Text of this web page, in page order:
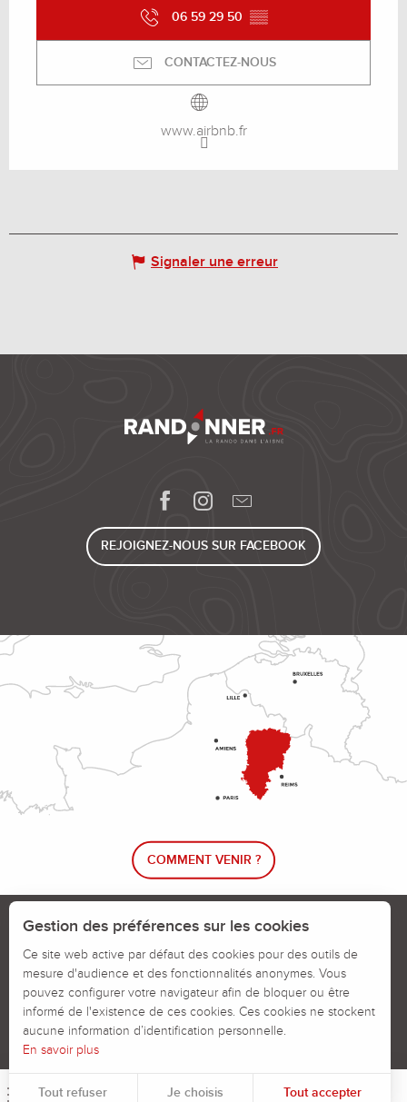
Menu
06 59 29 50 ▒▒
CONTACTEZ-NOUS
www.airbnb.fr
Signaler une erreur
REJOIGNEZ-NOUS SUR FACEBOOK
COMMENT VENIR ?
Le blog rando !
Calendrier des jours chassés
Signaler un problème sur un parcours
Politiques des Cookies Mentions légales
Gestion des préférences sur les cookies
Ce site web active par défaut des cookies pour des outils de
mesure d'audience et des fonctionnalités anonymes. Vous
pouvez configurer votre navigateur afin de bloquer ou être
informé de l'existence de ces cookies. Ces cookies ne stockent
aucune information d’identification personnelle.
En savoir plus
Tout refuser Je choisis Tout accepter